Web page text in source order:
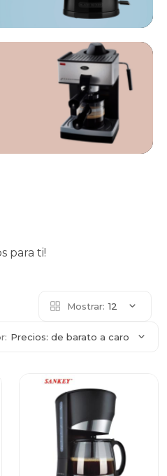
para ti!
Mostrar: 12
Precios: de barato a caro